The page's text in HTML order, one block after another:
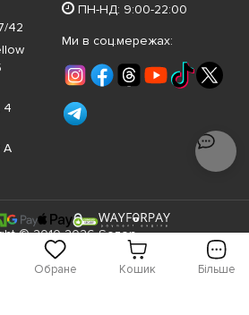
Обране Кошик Більше
42
4
А
ПН-НД: 9:00-22:00
Ми в соц.мережах:
© 2010-2026 Sezon